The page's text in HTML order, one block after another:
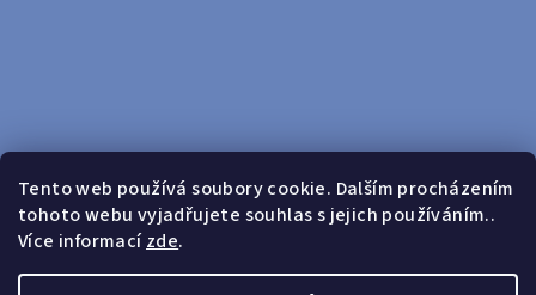
Tento web používá soubory cookie. Dalším procházením
tohoto webu vyjadřujete souhlas s jejich používáním..
Více informacízde.
Sledovat na Instagramu